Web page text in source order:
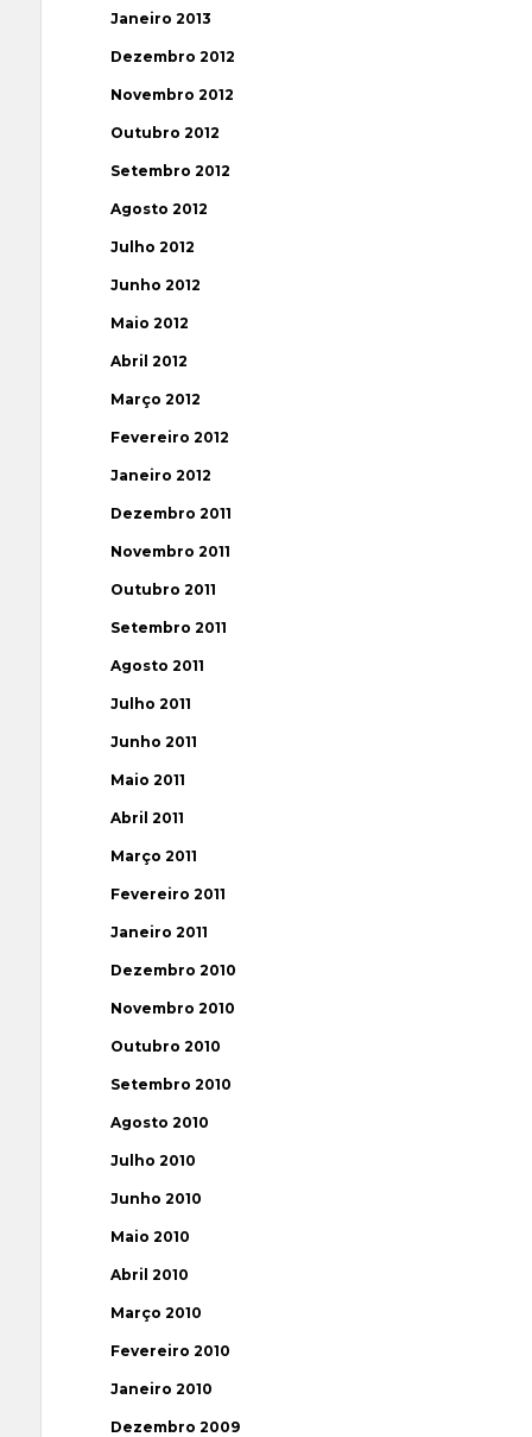
Janeiro 2013
Dezembro 2012
Novembro 2012
Outubro 2012
Setembro 2012
Agosto 2012
Julho 2012
Junho 2012
Maio 2012
Abril 2012
Março 2012
Fevereiro 2012
Janeiro 2012
Dezembro 2011
Novembro 2011
Outubro 2011
Setembro 2011
Agosto 2011
Julho 2011
Junho 2011
Maio 2011
Abril 2011
Março 2011
Fevereiro 2011
Janeiro 2011
Dezembro 2010
Novembro 2010
Outubro 2010
Setembro 2010
Agosto 2010
Julho 2010
Junho 2010
Maio 2010
Abril 2010
Março 2010
Fevereiro 2010
Janeiro 2010
Dezembro 2009